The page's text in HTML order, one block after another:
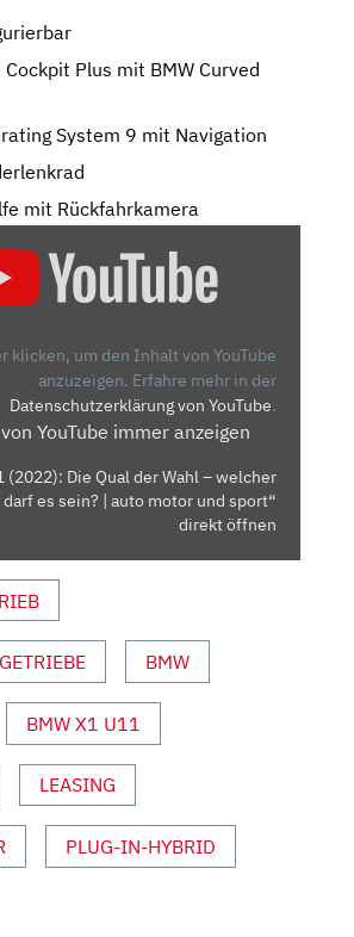
Cockpit Plus mit BMW Curved
System 9 mit Navigation
mit Rückfahrkamera
klicken, um den Inhalt von YouTube
anzuzeigen. Erfahre mehr in der
Datenschutzerklärung von YouTube.
YouTube immer anzeigen
(2022): Die Qual der Wahl – welcher
es sein? | auto motor und sport“
direkt öffnen
BMW
BMW X1 U11
LEASING
PLUG-IN-HYBRID